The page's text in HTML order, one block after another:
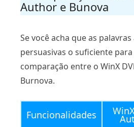
Author e Bunova
Se você acha que as
persuasivas o suficiente para
comparação entre o WinX
Burnova.
Funcionalidades